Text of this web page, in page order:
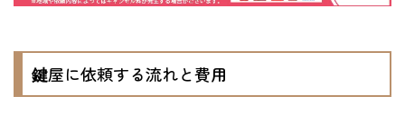
鍵屋に依頼する流れと費用